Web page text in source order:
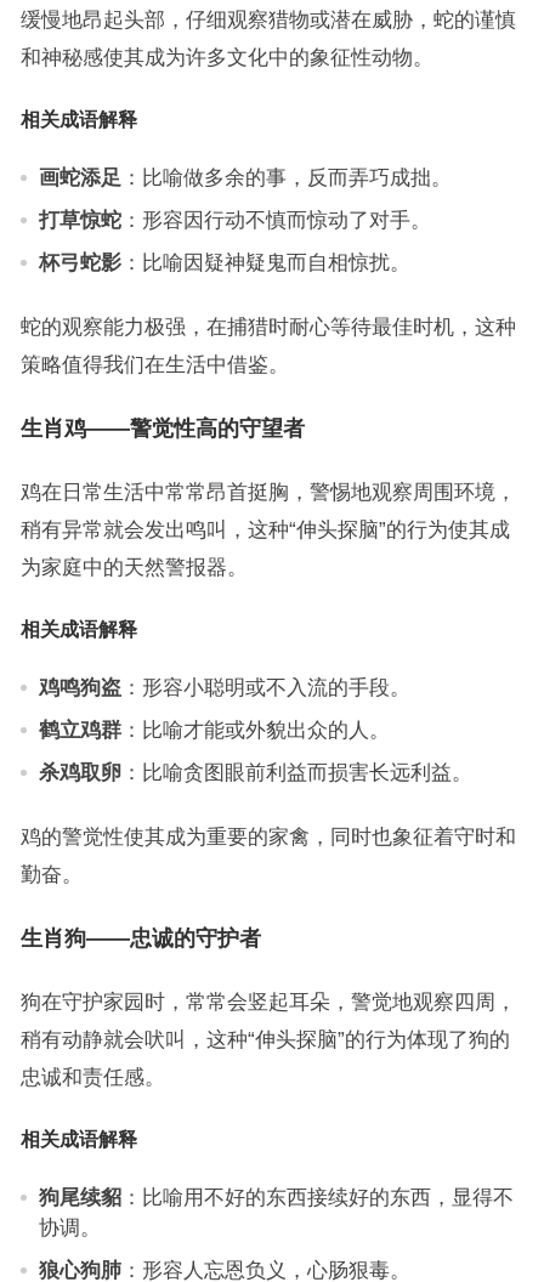
缓慢地昂起头部，仔细观察猎物或潜在威胁，蛇的谨慎
和神秘感使其成为许多文化中的象征性动物。
相关成语解释
画蛇添足 ：比喻做多余的事，反而弄巧成拙。
打草惊蛇：形容因行动不慎而惊动了对手。
杯弓蛇影：比喻因疑神疑鬼而自相惊扰。
蛇的观察能力极强，在捕猎时耐心等待最佳时机，这种
策略值得我们在生活中借鉴。
生肖鸡——警觉性高的守望者
鸡在日常生活中常常昂首挺胸，警惕地观察周围环境，
稍有异常就会发出鸣叫，这种“伸头探脑”的行为使其成
为家庭中的天然警报器。
相关成语解释
鸡鸣狗盗：形容小聪明或不入流的手段。
鹤立鸡群：比喻才能或外貌出众的人。
杀鸡取卵：比喻贪图眼前利益而损害长远利益。
鸡的警觉性使其成为重要的家禽，同时也象征着守时和
勤奋。
生肖狗——忠诚的守护者
狗在守护家园时，常常会竖起耳朵，警觉地观察四周，
稍有动静就会吠叫，这种“伸头探脑”的行为体现了狗的
忠诚和责任感。
相关成语解释
狗尾续貂：比喻用不好的东西接续好的东西，显得不
协调。
狼心狗肺：形容人忘恩负义，心肠狠毒。